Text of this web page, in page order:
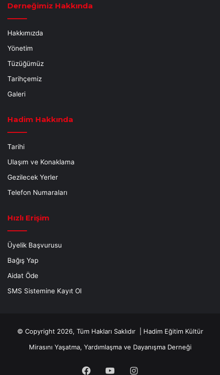
Derneğimiz Hakkında
Hakkımızda
Yönetim
Tüzüğümüz
Tarihçemiz
Galeri
Hadim Hakkında
Tarihi
Ulaşım ve Konaklama
Gezilecek Yerler
Telefon Numaraları
Hızlı Erişim
Üyelik Başvurusu
Bağış Yap
Aidat Öde
SMS Sistemine Kayıt Ol
© Copyright 2026, Tüm Hakları Saklıdır | Hadim Eğitim Kültür
Mirasını Yaşatma, Yardımlaşma ve Dayanışma Derneği
FacebookYouTubeInstagram